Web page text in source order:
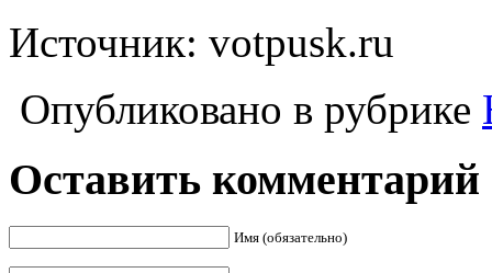
Источник: votpusk.ru
Опубликовано в рубрике
Оставить комментарий
Имя (обязательно)